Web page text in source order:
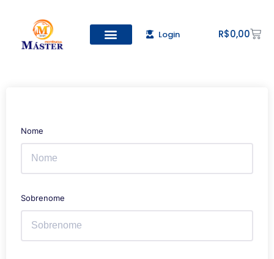
Login R$0,00
Nome
Sobrenome